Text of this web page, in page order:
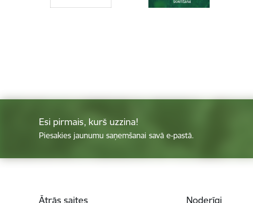
Esi pirmais, kurš uzzina!
Piesakies jaunumu saņemšanai savā e-pastā.
Ātrās saites Noderīgi